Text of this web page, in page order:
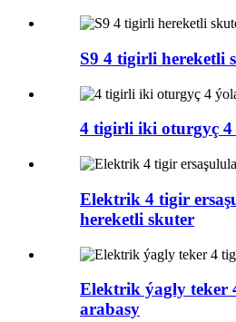
S9 4 tigirli hereketli
4 tigirli iki oturgyç 4
Elektrik 4 tigir
hereketli skuter
Elektrik ýagly teker
arabasy